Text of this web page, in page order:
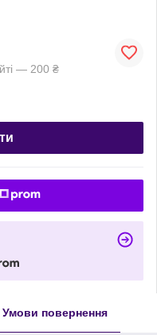
— 200 ₴
Умови повернення